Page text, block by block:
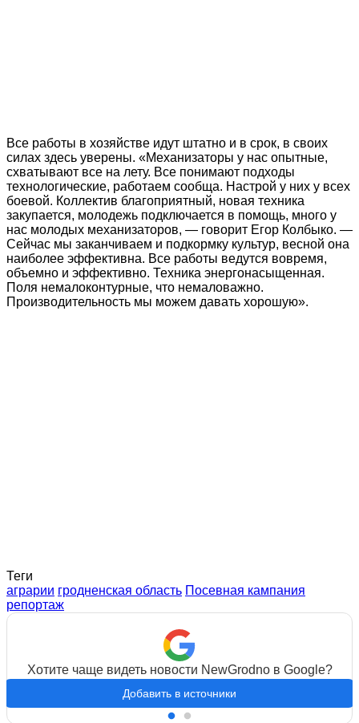
Все работы в хозяйстве идут штатно и в срок, в своих
силах здесь уверены. «Механизаторы у нас опытные,
схватывают все на лету. Все понимают подходы
технологические, работаем сообща. Настрой у них у всех
боевой. Коллектив благоприятный, новая техника
закупается, молодежь подключается в помощь, много у
нас молодых механизаторов, — говорит Егор Колбыко. —
Сейчас мы заканчиваем и подкормку культур, весной она
наиболее эффективна. Все работы ведутся вовремя,
объемно и эффективно. Техника энергонасыщенная.
Поля немалоконтурные, что немаловажно.
Производительность мы можем давать хорошую».
Теги
аграрии гродненская область Посевная кампания
репортаж
Хотите чаще видеть новости NewGrodno в Google?
Добавить в источники